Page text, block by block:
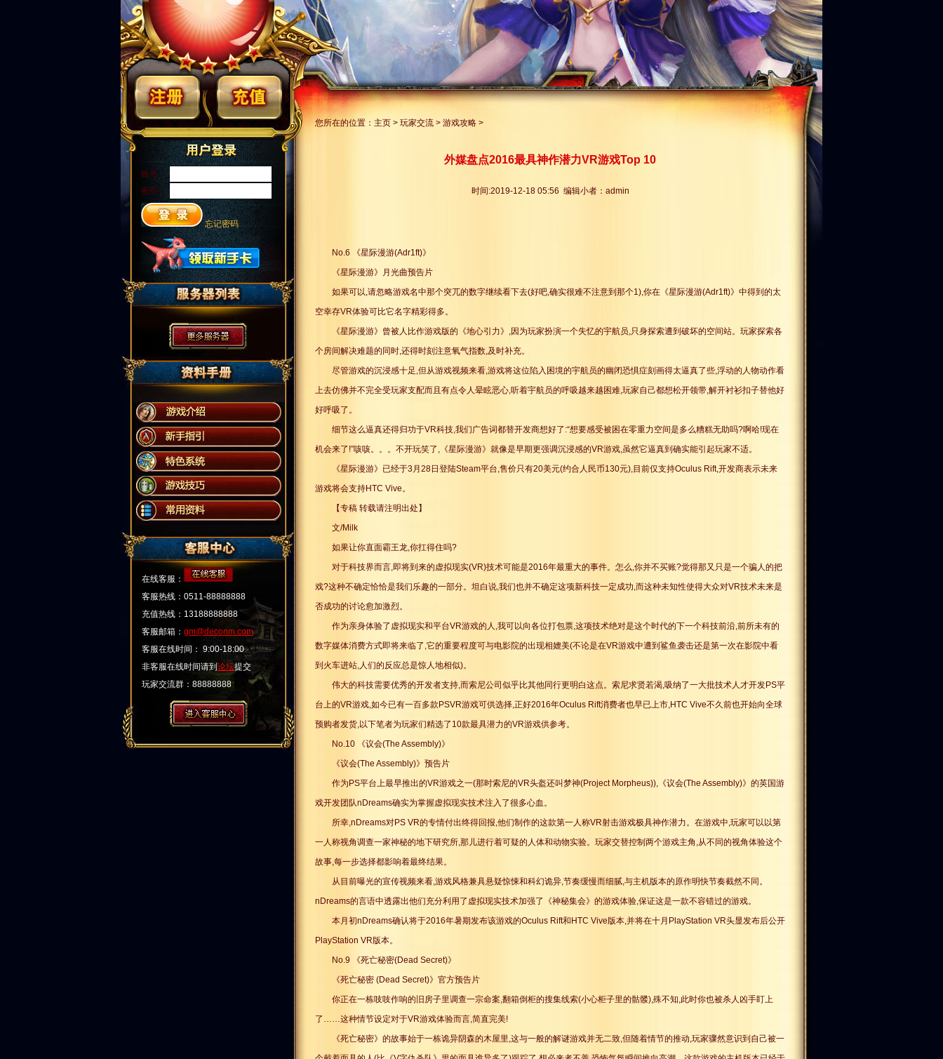
账号：
密码：
忘记密码
在线客服：
客服热线：0511-88888888
充值热线：13188888888
客服邮箱： gm@deconm.com
客服在线时间： 9:00-18:00
非客服在线时间请到 论坛提交
玩家交流群：88888888
您所在的位置： 主页 > 玩家交流 > 游戏攻略 >
外媒盘点2016最具神作潜力VR游戏Top 10
时间:2019-12-18 05:56 编辑小者：admin
No.6 《星际漫游(Adr1ft)》
《星际漫游》月光曲预告片
如果可以,请忽略游戏名中那个突兀的数字继续看下去(好吧,确实很难不注意到那个1),你在《星际漫游(Adr1ft)》中得到的太
空幸存VR体验可比它名字精彩得多。
《星际漫游》曾被人比作游戏版的《地心引力》,因为玩家扮演一个失忆的宇航员,只身探索遭到破坏的空间站。玩家探索各
个房间解决难题的同时,还得时刻注意氧气指数,及时补充。
尽管游戏的沉浸感十足,但从游戏视频来看,游戏将这位陷入困境的宇航员的幽闭恐惧症刻画得太逼真了些,浮动的人物动作看
上去仿佛并不完全受玩家支配而且有点令人晕眩恶心,听着宇航员的呼吸越来越困难,玩家自己都想松开领带,解开衬衫扣子替他好
好呼吸了。
细节这么逼真还得归功于VR科技,我们广告词都替开发商想好了:“想要感受被困在零重力空间是多么糟糕无助吗?啊哈!现在
机会来了!”咳咳。。。不开玩笑了,《星际漫游》就像是早期更强调沉浸感的VR游戏,虽然它逼真到确实能引起玩家不适。
《星际漫游》已经于3月28日登陆Steam平台,售价只有20美元(约合人民币130元),目前仅支持Oculus Rift,开发商表示未来
游戏将会支持HTC Vive。
【专稿 转载请注明出处】
文/Milk
如果让你直面霸王龙,你扛得住吗?
对于科技界而言,即将到来的虚拟现实(VR)技术可能是2016年最重大的事件。怎么,你并不买账?觉得那又只是一个骗人的把
戏?这种不确定恰恰是我们乐趣的一部分。坦白说,我们也并不确定这项新科技一定成功,而这种未知性使得大众对VR技术未来是
否成功的讨论愈加激烈。
作为亲身体验了虚拟现实和平台VR游戏的人,我可以向各位打包票,这项技术绝对是这个时代的下一个科技前沿,前所未有的
数字媒体消费方式即将来临了,它的重要程度可与电影院的出现相媲美(不论是在VR游戏中遭到鲨鱼袭击还是第一次在影院中看
到火车进站,人们的反应总是惊人地相似)。
伟大的科技需要优秀的开发者支持,而索尼公司似乎比其他同行更明白这点。索尼求贤若渴,吸纳了一大批技术人才开发PS平
台上的VR游戏,如今已有一百多款PSVR游戏可供选择,正好2016年Oculus Rift消费者也早已上市,HTC Vive不久前也开始向全球
预购者发货,以下笔者为玩家们精选了10款最具潜力的VR游戏供参考。
No.10 《议会(The Assembly)》
《议会(The Assembly)》预告片
作为PS平台上最早推出的VR游戏之一(那时索尼的VR头盔还叫梦神(Project Morpheus)),《议会(The Assembly)》的英国游
戏开发团队nDreams确实为掌握虚拟现实技术注入了很多心血。
所幸,nDreams对PS VR的专情付出终得回报,他们制作的这款第一人称VR射击游戏极具神作潜力。在游戏中,玩家可以以第
一人称视角调查一家神秘的地下研究所,那儿进行着可疑的人体和动物实验。玩家交替控制两个游戏主角,从不同的视角体验这个
故事,每一步选择都影响着最终结果。
从目前曝光的宣传视频来看,游戏风格兼具悬疑惊悚和科幻诡异,节奏缓慢而细腻,与主机版本的原作明快节奏截然不同。
nDreams的言语中透露出他们充分利用了虚拟现实技术加强了《神秘集会》的游戏体验,保证这是一款不容错过的游戏。
本月初nDreams确认将于2016年暑期发布该游戏的Oculus Rift和HTC Vive版本,并将在十月PlayStation VR头显发布后公开
PlayStation VR版本。
No.9 《死亡秘密(Dead Secret)》
《死亡秘密 (Dead Secret)》官方预告片
你正在一栋吱吱作响的旧房子里调查一宗命案,翻箱倒柜的搜集线索(小心柜子里的骷髅),殊不知,此时你也被杀人凶手盯上
了……这种情节设定对于VR游戏体验而言,简直完美!
《死亡秘密》的故事始于一栋诡异阴森的木屋里,这与一般的解谜游戏并无二致,但随着情节的推动,玩家骤然意识到自己被一